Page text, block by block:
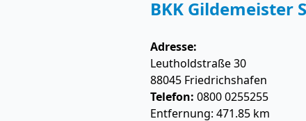
BKK Gildemeister
Adresse:
Leutholdstraße 30
88045 Friedrichshafen
Telefon: 0800 0255255
Entfernung: 471.85 km